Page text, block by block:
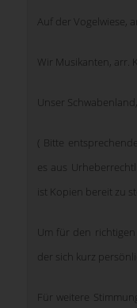
Auf der Vogelwiese,
Wir Musikanten, arr.
Unser
( Bitte
es aus
ist Kopien bereit zu
Um für den
der sich kurz
Für weitere